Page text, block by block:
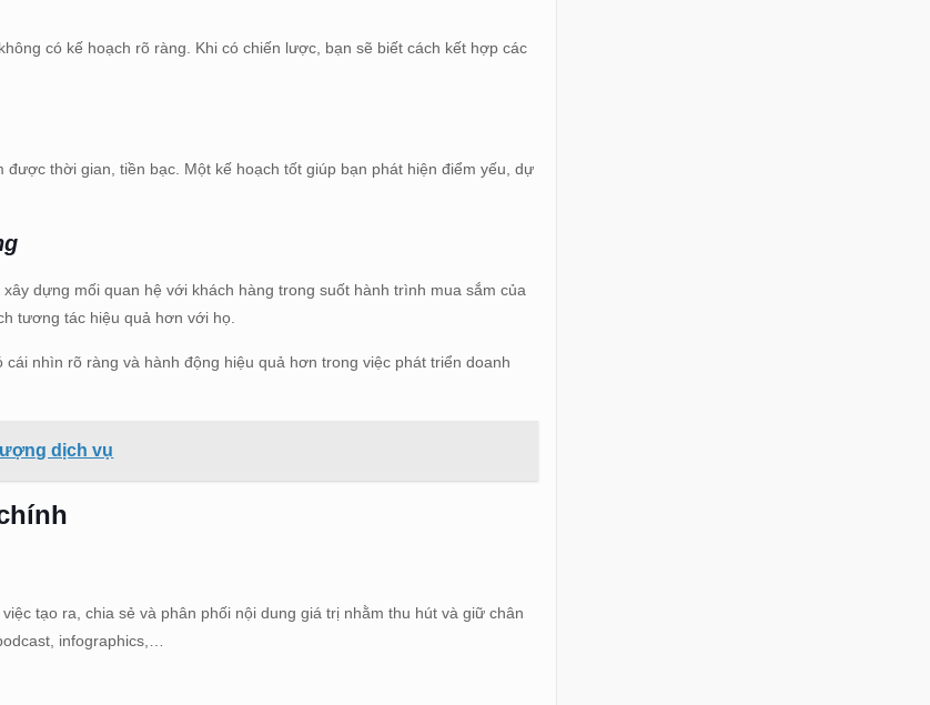
có kế hoạch rõ ràng. Khi có chiến lược, bạn sẽ biết cách kết hợp các
thời gian, tiền bạc. Một kế hoạch tốt giúp bạn phát hiện điểm yếu, dự
dựng mối quan hệ với khách hàng trong suốt hành trình mua sắm của
tương tác hiệu quả hơn với họ.
nhìn rõ ràng và hành động hiệu quả hơn trong việc phát triển doanh
dịch vụ
tạo ra, chia sẻ và phân phối nội dung giá trị nhằm thu hút và giữ chân
infographics,…